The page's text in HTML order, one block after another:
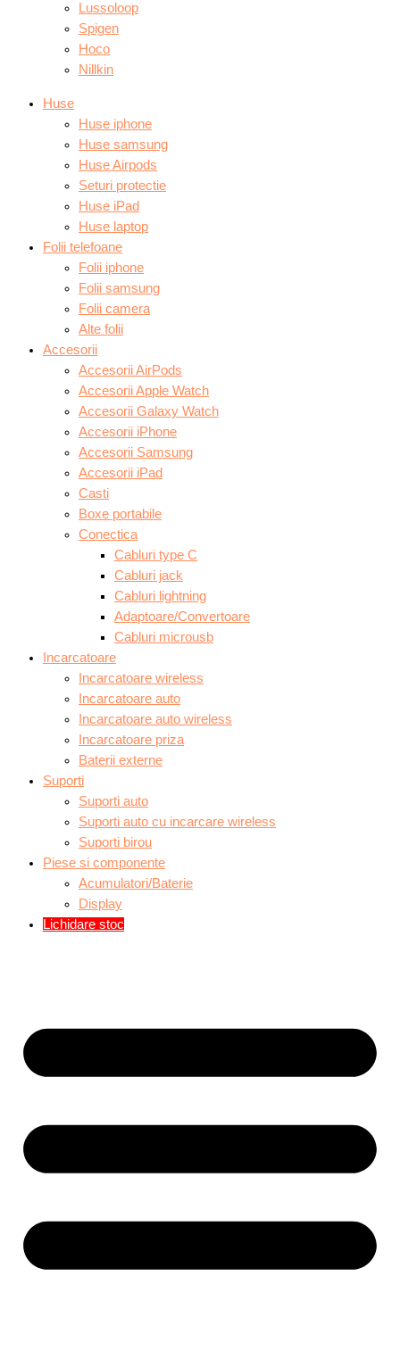
Lussoloop
Spigen
Hoco
Nillkin
Huse
Huse iphone
Huse samsung
Huse Airpods
Seturi protectie
Huse iPad
Huse laptop
Folii telefoane
Folii iphone
Folii samsung
Folii camera
Alte folii
Accesorii
Accesorii AirPods
Accesorii Apple Watch
Accesorii Galaxy Watch
Accesorii iPhone
Accesorii Samsung
Accesorii iPad
Casti
Boxe portabile
Conectica
Cabluri type C
Cabluri jack
Cabluri lightning
Adaptoare/Convertoare
Cabluri microusb
Incarcatoare
Incarcatoare wireless
Incarcatoare auto
Incarcatoare auto wireless
Incarcatoare priza
Baterii externe
Suporti
Suporti auto
Suporti auto cu incarcare wireless
Suporti birou
Piese si componente
Acumulatori/Baterie
Display
Lichidare stoc